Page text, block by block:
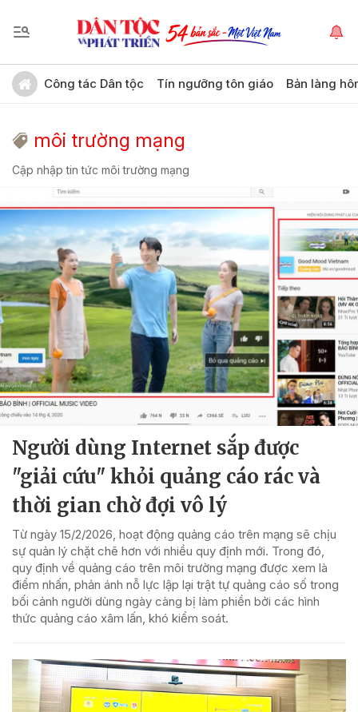
Công tác Dân tộc Tín ngưỡng tôn giáo Bản làng
môi trường mạng
Cập nhập tin tức môi trường mạng
Người dùng Internet sắp được
"giải cứu" khỏi quảng cáo rác và
thời gian chờ đợi vô lý
Từ ngày 15/2/2026, hoạt động quảng cáo trên mạng sẽ chịu
sự quản lý chặt chẽ hơn với nhiều quy định mới. Trong đó,
quy định về quảng cáo trên môi trường mạng được xem là
điểm nhấn, phản ánh nỗ lực lập lại trật tự quảng cáo số trong
bối cảnh người dùng ngày càng bị làm phiền bởi các hình
thức quảng cáo xâm lấn, khó kiểm soát.